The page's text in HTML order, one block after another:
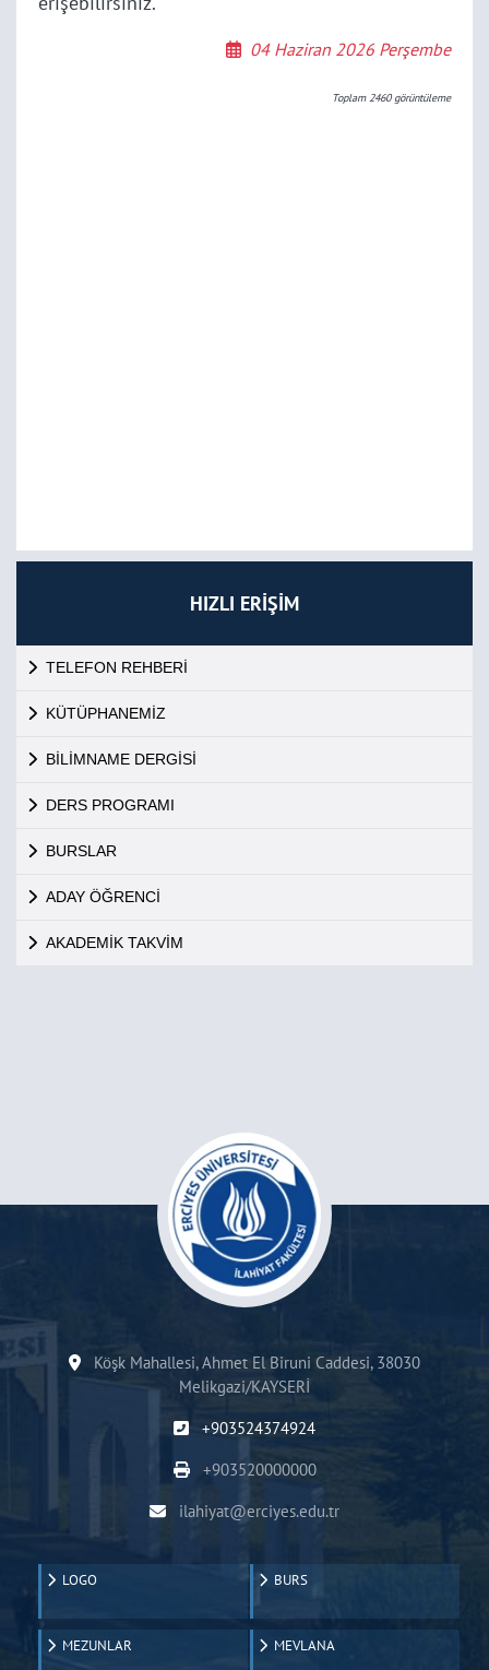
HIZLI ERİŞİM
TELEFON REHBERİ
KÜTÜPHANEMİZ
BİLİMNAME DERGİSİ
DERS PROGRAMI
BURSLAR
ADAY ÖĞRENCİ
AKADEMİK TAKVİM
04 Haziran 2026 Perşembe
Toplam2460görüntüleme
Köşk Mahallesi, Ahmet El Biruni Caddesi, 38030
Melikgazi/KAYSERİ
+903524374924
+903520000000
ilahiyat@erciyes.edu.tr
LOGO BURS
MEZUNLAR MEVLANA